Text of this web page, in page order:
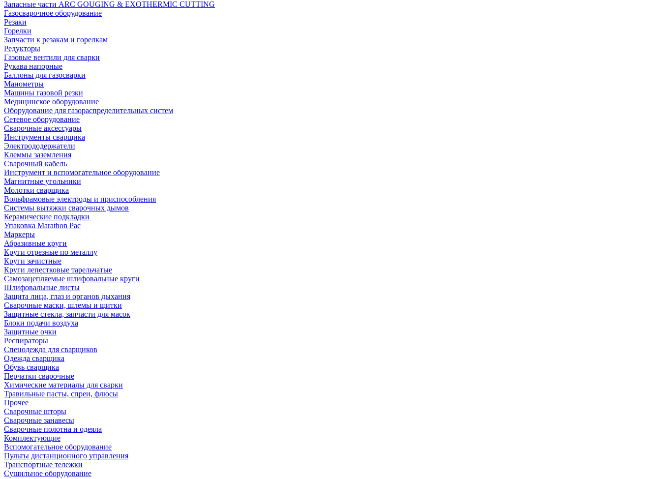
Запасные части ARC GOUGING & EXOTHERMIC CUTTING
Газосварочное оборудование
Резаки
Горелки
Запчасти к резакам и горелкам
Редукторы
Газовые вентили для сварки
Рукава напорные
Баллоны для газосварки
Манометры
Машины газовой резки
Медицинское оборудование
Оборудование для газораспределительных систем
Сетевое оборудование
Сварочные аксессуары
Инструменты сварщика
Электрододержатели
Клеммы заземления
Сварочный кабель
Инструмент и вспомогательное оборудование
Магнитные угольники
Молотки сварщика
Вольфрамовые электроды и приспособления
Системы вытяжки сварочных дымов
Керамические подкладки
Упаковка Marathon Pac
Маркеры
Абразивные круги
Круги отрезные по металлу
Круги зачистные
Круги лепестковые тарельчатые
Самозацепляемые шлифовальные круги
Шлифовальные листы
Защита лица, глаз и органов дыхания
Сварочные маски, шлемы и щитки
Защитные стекла, запчасти для масок
Блоки подачи воздуха
Защитные очки
Респираторы
Спецодежда для сварщиков
Одежда сварщика
Обувь сварщика
Перчатки сварочные
Химические материалы для сварки
Травильные пасты, спреи, флюсы
Прочее
Сварочные шторы
Сварочные занавесы
Сварочные полотна и одеяла
Комплектующие
Вспомогательное оборудование
Пульты дистанционного управления
Транспортные тележки
Сушильное оборудование